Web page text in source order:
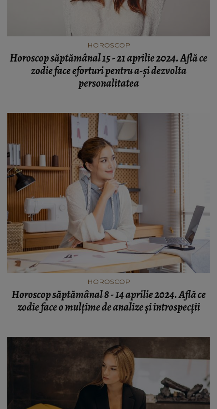
HOROSCOP
Horoscop săptămânal 15 - 21 aprilie 2024. Află ce
zodie face eforturi pentru a-și dezvolta
personalitatea
HOROSCOP
Horoscop săptămânal 8 - 14 aprilie 2024. Află ce
zodie face o mulțime de analize și introspecții